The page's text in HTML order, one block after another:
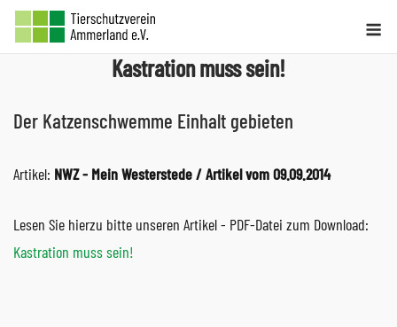
Skip
Kastration muss sein!
Der Katzenschwemme Einhalt gebieten
Artikel: NWZ - Mein Westerstede / Artikel vom 09.09.2014
Lesen Sie hierzu bitte unseren Artikel - PDF-Datei zum Download:
Kastration muss sein!